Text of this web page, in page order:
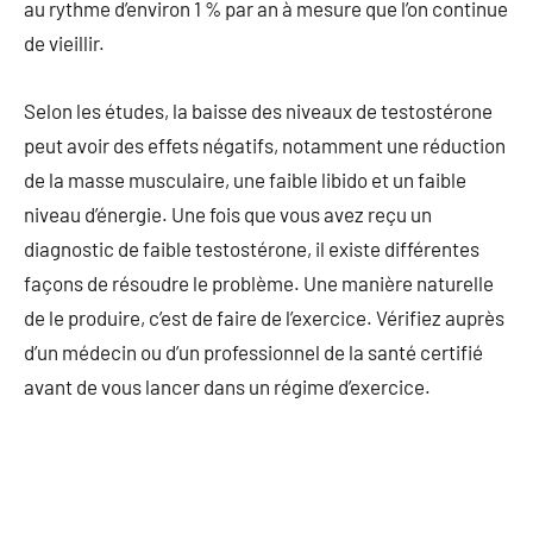
au rythme d’environ 1 % par an à mesure que l’on continue
de vieillir.
Selon les études, la baisse des niveaux de testostérone
peut avoir des effets négatifs, notamment une réduction
de la masse musculaire, une faible libido et un faible
niveau d’énergie. Une fois que vous avez reçu un
diagnostic de faible testostérone, il existe différentes
façons de résoudre le problème. Une manière naturelle
de le produire, c’est de faire de l’exercice. Vérifiez auprès
d’un médecin ou d’un professionnel de la santé certifié
avant de vous lancer dans un régime d’exercice.